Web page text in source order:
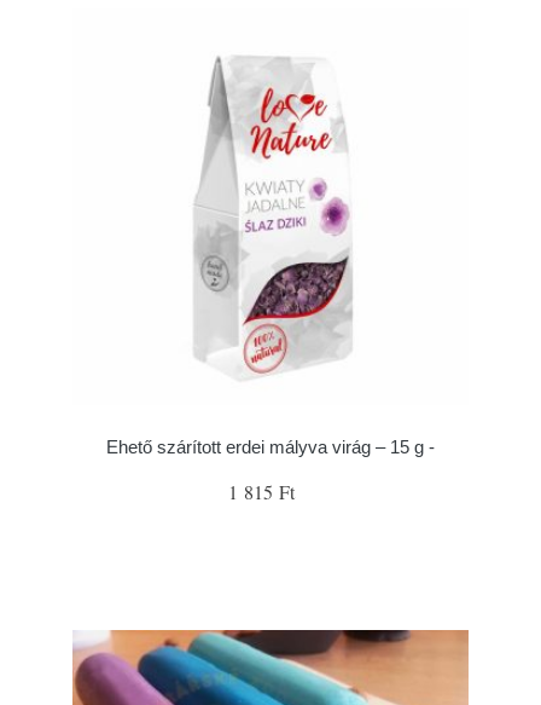
Ehető szárított erdei mályva virág – 15 g -
1 815 Ft